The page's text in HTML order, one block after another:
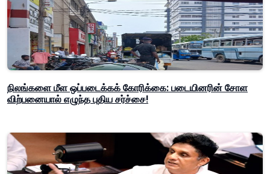
நிலங்களை மீள ஒப்படைக்கக் கோரிக்கை: படையினரின் சோள
விற்பனையால் எழுந்த புதிய சர்ச்சை!